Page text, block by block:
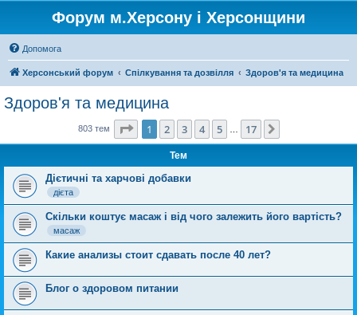
Форум м.Херсону і Херсонщини
Допомога
Херсонський форум Спілкування та дозвілля Здоров'я та медицина
Здоров'я та медицина
803 тем Сторінка1 17
1 2 3 4 5 17
Тем
Дієтичні та харчові добавки
дієта
Скільки коштує масаж і від чого залежить його вартість?
масаж
Какие анализы стоит сдавать после 40 лет?
Блог о здоровом питании